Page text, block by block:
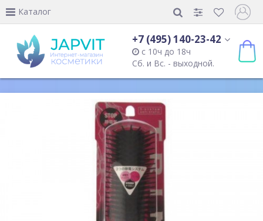
Каталог
+7 (495) 140-23-42
с 10ч до 18ч
Сб. и Вс. - выходной.